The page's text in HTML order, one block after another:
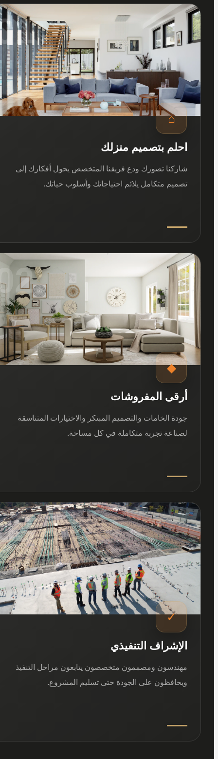
01
⌂
احلم بتصميم منزلك
شاركنا تصورك ودع فريقنا المتخصص يحول أفكارك إلى
تصميم متكامل يلائم احتياجاتك وأسلوب حياتك.
02
◆
أرقى المفروشات
جودة الخامات والتصميم المبتكر والاختيارات المتناسقة
لصناعة تجربة متكاملة في كل مساحة.
03
✓
الإشراف التنفيذي
مهندسون ومصممون متخصصون يتابعون مراحل التنفيذ
ويحافظون على الجودة حتى تسليم المشروع.